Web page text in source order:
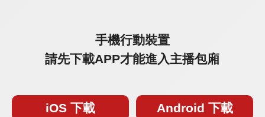
手機行動裝置
請先下載APP才能進入主播包廂
iOS 下載 Android 下載